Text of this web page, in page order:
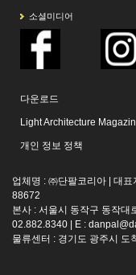
소셜미디어
다운로드
Light Architecture
개인 정보 정책
업체명 : ㈜단팔코리아 | 대
88672
본사 : 서울시 동작구 동작대
02.882.8340 | E :
물류센터 : 경기도 광주시 도